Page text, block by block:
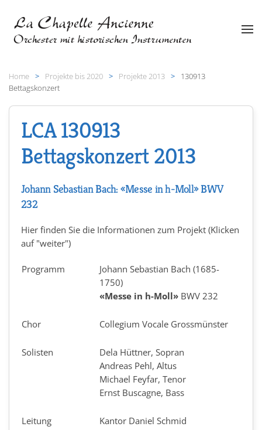
Zum Hauptinhalt springen
Home Projekte bis 2020 Projekte 2013
130913
Bettagskonzert
LCA 130913
Bettagskonzert 2013
Johann Sebastian Bach: «Messe in h-Moll» BWV
232
Hier finden Sie die Informationen zum Projekt (Klicken
auf "weiter")
Programm
Johann Sebastian Bach (1685-
1750)
«Messe in h-Moll» BWV 232
Chor Collegium Vocale Grossmünster
Solisten
Dela Hüttner, Sopran
Andreas Pehl, Altus
Michael Feyfar, Tenor
Ernst Buscagne, Bass
Leitung Kantor Daniel Schmid